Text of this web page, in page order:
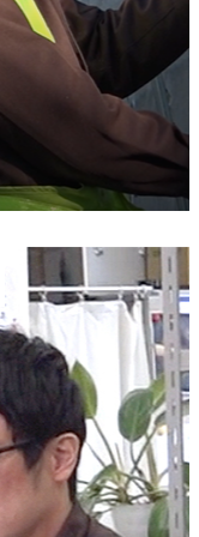
仕事について
求める人材
STAFF VOICE
新卒採用
キャリア採用